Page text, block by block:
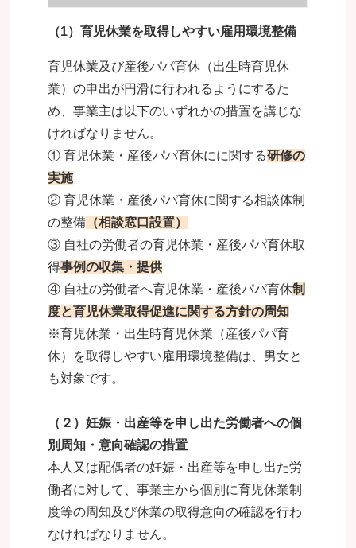
（1）育児休業を取得しやすい雇用環境整備
育児休業及び産後パパ育休（出生時育児休
業）の申出が円滑に行われるようにするた
め、事業主は以下のいずれかの措置を講じな
ければなりません。
① 育児休業・産後パパ育休にに関する研修の
実施
② 育児休業・産後パパ育休に関する相談体制
の整備 （相談窓口設置）
③ 自社の労働者の育児休業・産後パパ育休取
得事例の収集・提供
④ 自社の労働者へ育児休業・産後パパ育休制
度と育児休業取得促進に関する方針の周知
※育児休業・出生時育児休業（産後パパ育
休）を取得しやすい雇用環境整備は、男女と
も対象です。
（２）妊娠・出産等を申し出た労働者への個
別周知・意向確認の措置
本人又は配偶者の妊娠・出産等を申し出た労
働者に対して、事業主から個別に育児休業制
度等の周知及び休業の取得意向の確認を行わ
なければなりません。